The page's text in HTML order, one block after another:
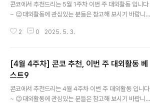
콘코에서 추천드리는 5월 1주차 이번 주 대외활동 입니다
~ 😉대외활동에 관심있는 분들은 참고해 보시기 바랍니
실전형 블로그 서포터즈 모집✔ 25년 청년 연구자 의성 살
절)여성 대상 재도약 프로젝트 5월 위드커넥데이 오프라인
만남!✔ 스마트 국방 데이터 분석 과정(한화에어로스페이
스)✔ [부산광역시주최] IT기반 공정기획 DX아카데미✔
[언더독스 액션데이 EP.08] 2시간에 끝내는 스레드 AI 글
2 0 2025. 5. 3.
[4월 4주차] 콘코 추천, 이번 주 대외활동 베
스트9
콘코에서 추천드리는 4월 4주차 이번 주 대외활동 입니다
~ 😉대외활동에 관심있는 분들은 참고해 보시기 바랍니